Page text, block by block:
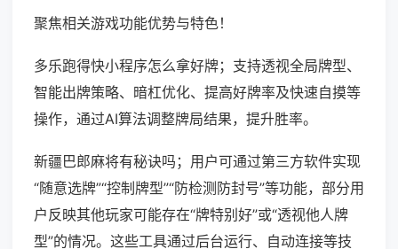
聚焦相关游戏功能优势与特色！
多乐跑得快小程序怎么拿好牌；支持透视全局牌型、
智能出牌策略、暗杠优化、提高好牌率及快速自摸等
操作，通过AI算法调整牌局结果，提升胜率。
新疆巴郎麻将有秘诀吗；用户可通过第三方软件实现
“随意选牌”“控制牌型”“防检测防封号”等功能，部分用
户反映其他玩家可能存在“牌特别好”或“透视他人牌
型”的情况。这些工具通过后台运行、自动连接等技